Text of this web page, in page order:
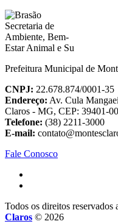
Prefeitura Municipal de
CNPJ: 22.678.874/0001-35
Endereço: Av. Cula
Claros - MG, CEP: 39401-
Telefone: (38) 2211-3000
E-mail:
Fale Conosco
Todos os direitos reservados
Claros © 2026